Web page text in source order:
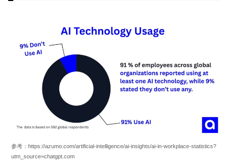
参考：https://azumo.com/artificial-intelligence/ai-insights/ai-in-workplace-statistics?
utm_source=chatgpt.com